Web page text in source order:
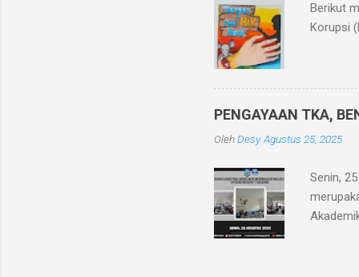
Berikut
Korupsi
PENGAYAAN TKA,
OlehDesy Agustus 25, 2025
Senin,
SNBT